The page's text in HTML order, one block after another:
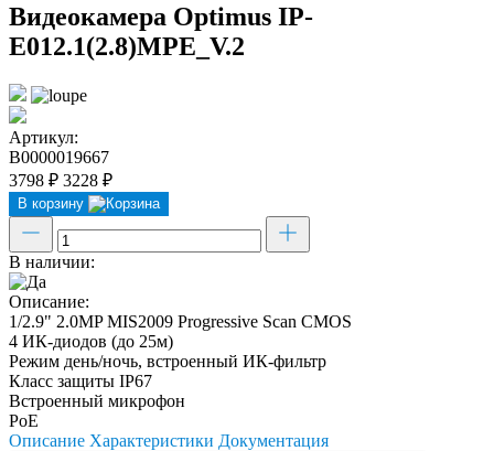
Видеокамера Optimus IP-
E012.1(2.8)MPE_V.2
Артикул:
В0000019667
3798 ₽ 3228 ₽
В корзину
В наличии:
Описание:
1/2.9" 2.0MP MIS2009 Progressive Scan CMOS
4 ИК-диодов (до 25м)
Режим день/ночь, встроенный ИК-фильтр
Класс защиты IР67
Встроенный микрофон
PoE
Описание Характеристики Документация